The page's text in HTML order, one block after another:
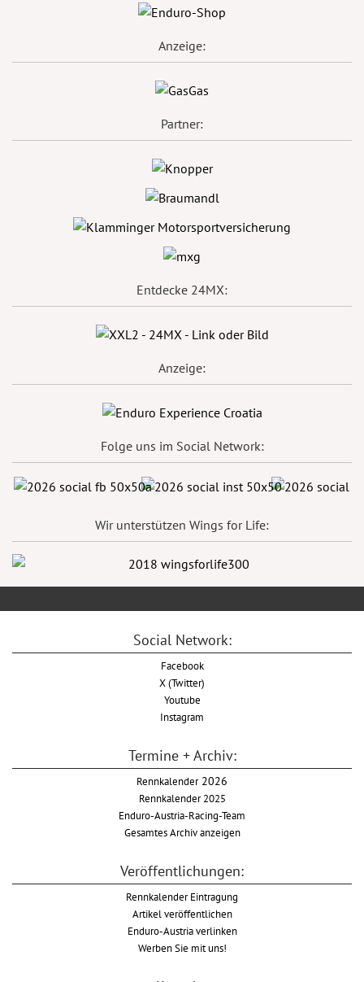
Anzeige:
Partner:
Entdecke 24MX:
Anzeige:
Folge uns im Social Network:
Wir unterstützen Wings for Life:
Social Network:
Facebook
X (Twitter)
Youtube
Instagram
Termine + Archiv:
Rennkalender2026
Rennkalender 2025
Enduro-Austria-Racing-Team
Gesamtes Archiv anzeigen
Veröffentlichungen:
Rennkalender Eintragung
Artikel veröffentlichen
Enduro-Austria verlinken
Werben Sie mit uns!